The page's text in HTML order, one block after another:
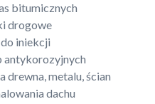
bitumicznych
drogowe
iniekcji
antykorozyjnych
drewna, metalu, ścian
dachu